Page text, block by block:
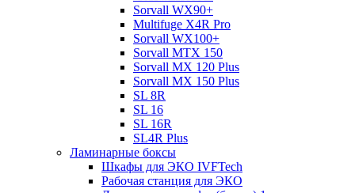
Sorvall WX90+
Multifuge X4R Pro
Sorvall WX100+
Sorvall МТХ 150
Sorvall МХ 120 Plus
Sorvall МХ 150 Plus
SL 8R
SL 16
SL 16R
SL4R Plus
Ламинарные боксы
Шкафы для ЭКО IVFTech
Рабочая станция для ЭКО